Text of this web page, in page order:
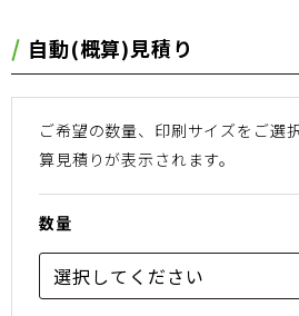
⾃動(概算)⾒積り
ご希望の数量、印刷サイズをご選
算⾒積りが表⽰されます。
数量